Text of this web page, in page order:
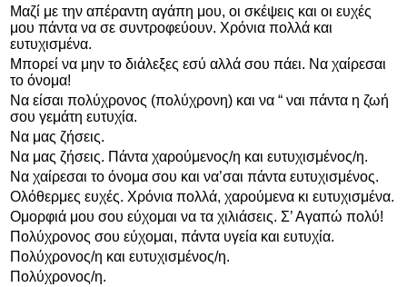
Μαζί με την απέραντη αγάπη μου, οι σκέψεις και οι ευχές
μου πάντα να σε συντροφεύουν. Χρόνια πολλά και
ευτυχισμένα.
Μπορεί να μην το διάλεξες εσύ αλλά σου πάει. Να χαίρεσαι
το όνομα!
Να είσαι πολύχρονος (πολύχρονη) και να “ ναι πάντα η ζωή
σου γεμάτη ευτυχία.
Να μας ζήσεις.
Να μας ζήσεις. Πάντα χαρούμενος/η και ευτυχισμένος/η.
Να χαίρεσαι το όνομα σου και να’σαι πάντα ευτυχισμένος.
Ολόθερμες ευχές. Χρόνια πολλά, χαρούμενα κι ευτυχισμένα.
Ομορφιά μου σου εύχομαι να τα χιλιάσεις. Σ’ Αγαπώ πολύ!
Πολύχρονος σου εύχομαι, πάντα υγεία και ευτυχία.
Πολύχρονος/η και ευτυχισμένος/η.
Πολύχρονος/η.